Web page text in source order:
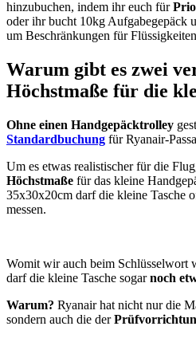
hinzubuchen, indem ihr euch für
oder ihr bucht 10kg Aufgabegepäck
um Beschränkungen für
Warum gibt es zwei
Höchstmaße für die
Ohne einen Handgepäcktrolley
Standardbuchung für Ryanair-
Um es etwas realistischer für die
Höchstmaße für das kleine
35x30x20cm darf die kleine Tasche
messen.
Womit wir auch beim Schlüsselwort
darf die kleine Tasche sogarnoch
Warum? Ryanair hat nicht nur die
sondern auch die der